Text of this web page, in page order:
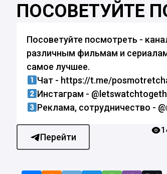
ПОСОВЕТУЙТЕ
Посоветуйте посмотреть -
различным фильмам и
самое лучшее.
Чат - https://t.me/
Инстаграм -
Реклама, сотрудничество -
Перейти